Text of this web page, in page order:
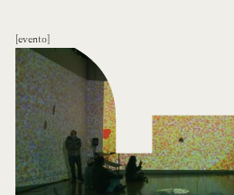
evento